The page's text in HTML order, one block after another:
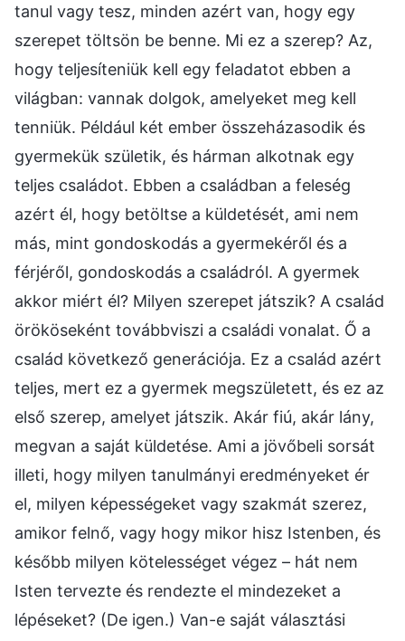
tanul vagy tesz, minden azért van, hogy egy
szerepet töltsön be benne. Mi ez a szerep? Az,
hogy teljesíteniük kell egy feladatot ebben a
világban: vannak dolgok, amelyeket meg kell
tenniük. Például két ember összeházasodik és
gyermekük születik, és hárman alkotnak egy
teljes családot. Ebben a családban a feleség
azért él, hogy betöltse a küldetését, ami nem
más, mint gondoskodás a gyermekéről és a
férjéről, gondoskodás a családról. A gyermek
akkor miért él? Milyen szerepet játszik? A család
örököseként továbbviszi a családi vonalat. Ő a
család következő generációja. Ez a család azért
teljes, mert ez a gyermek megszületett, és ez az
első szerep, amelyet játszik. Akár fiú, akár lány,
megvan a saját küldetése. Ami a jövőbeli sorsát
illeti, hogy milyen tanulmányi eredményeket ér
el, milyen képességeket vagy szakmát szerez,
amikor felnő, vagy hogy mikor hisz Istenben, és
később milyen kötelességet végez – hát nem
Isten tervezte és rendezte el mindezeket a
lépéseket? (De igen.) Van-e saját választási